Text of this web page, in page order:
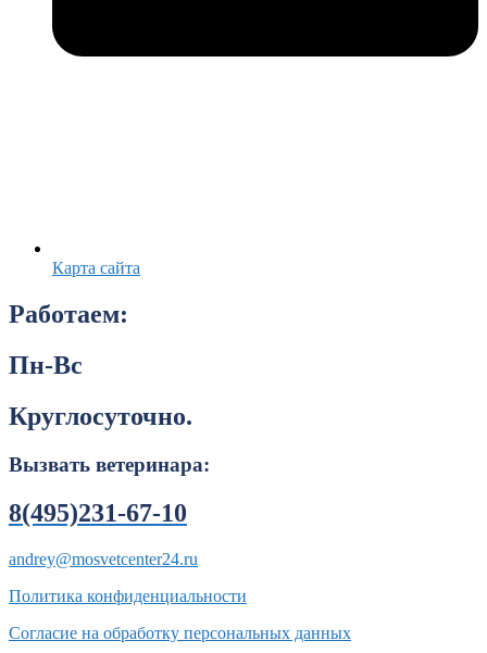
Карта сайта
Работаем:
Пн-Вс
Круглосуточно.
Вызвать ветеринара:
8(495)231-67-10
andrey@mosvetcenter24.ru
Политика конфиденциальности
Согласие на обработку персональных данных